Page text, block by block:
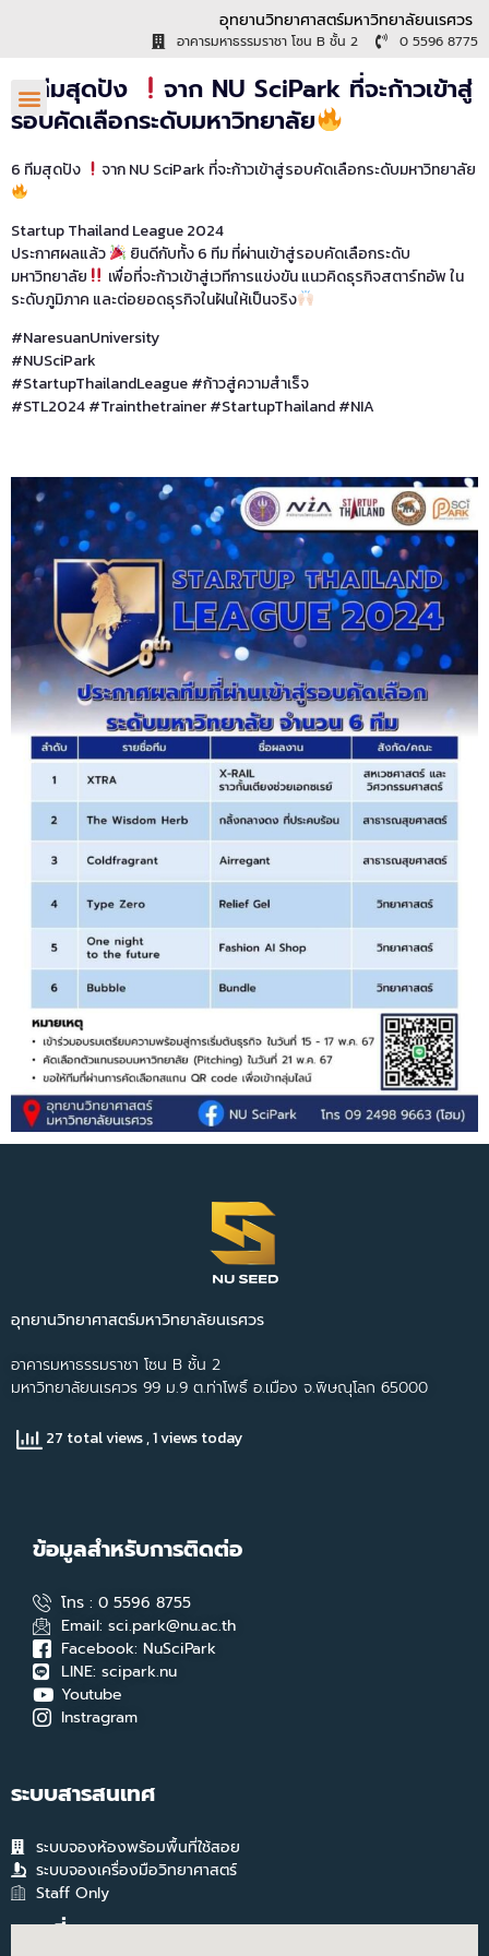
อุทยานวิทยาศาสตร์มหาวิทยาลัยนเรศวร
อาคารมหาธรรมราชา โซน B ชั้น 2 0 5596 8775
6 ทีมสุดปัง
จาก NU SciPark ที่จะก้าวเข้าสู่
รอบคัดเลือกระดับมหาวิทยาลัย
6 ทีมสุดปัง จาก NU SciPark ที่จะก้าวเข้าสู่รอบคัดเลือกระดับมหาวิทยาลัย
Startup Thailand League 2024
ประกาศผลแล้ว
ยินดีกับทั้ง 6 ทีม ที่ผ่านเข้าสู่รอบคัดเลือกระดับ
มหาวิทยาลัย
เพื่อที่จะก้าวเข้าสู่เวทีการแข่งขัน แนวคิดธุรกิจสตาร์ทอัพ ใน
ระดับภูมิภาค และต่อยอดธุรกิจในฝันให้เป็นจริง
#NaresuanUniversity
#NUSciPark
#StartupThailandLeague #ก้าวสู่ความสำเร็จ
#STL2024 #Trainthetrainer #StartupThailand #NIA
อุทยานวิทยาศาสตร์มหาวิทยาลัยนเรศวร
อาคารมหาธรรมราชา โซน B ชั้น 2
มหาวิทยาลัยนเรศวร 99 ม.9 ต.ท่าโพธิ์ อ.เมือง จ.พิษณุโลก 65000
27 total views, 1 views today
ข้อมูลสำหรับการติดต่อ
โทร : 0 5596 8755
Email: sci.park@nu.ac.th
Facebook: NuSciPark
LINE: scipark.nu
Youtube
Instragram
ระบบสารสนเทศ
ระบบจองห้องพร้อมพื้นที่ใช้สอย
ระบบจองเครื่องมือวิทยาศาสตร์
Staff Only
แผนที่